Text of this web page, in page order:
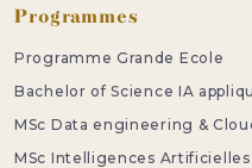
Programmes
Programme Grande Ecole
Bachelor of Science IA
MSc Data engineering &
MSc Intelligences